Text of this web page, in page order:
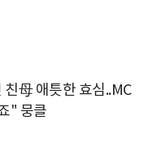
母 애틋한 효심..MC
" 뭉클